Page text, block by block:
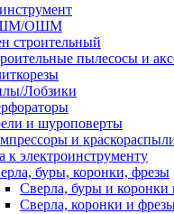
ОШМ
строительный
пылесосы и
Лобзики
и шуроповерты
и
к электроинструменту
буры, коронки, фрезы
Сверла, буры и коронки
Сверла, коронки и